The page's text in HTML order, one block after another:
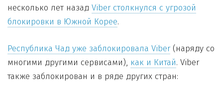
несколько лет назад Viber столкнулся с угрозой
блокировки в Южной Корее.
Республика Чад уже заблокировала Viber(наряду со
многими другими сервисами), как и Китай. Viber
также заблокирован и в ряде других стран: